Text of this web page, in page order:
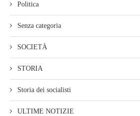
Politica
Senza categoria
SOCIETÀ
STORIA
Storia dei socialisti
ULTIME NOTIZIE